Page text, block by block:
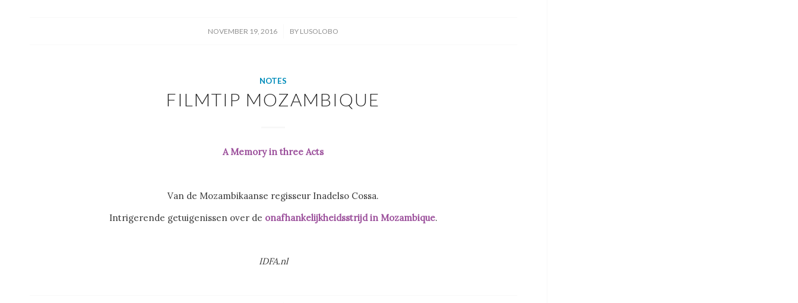
NOVEMBER 19, 2016
/ BY LUSOLOBO
NOTES
FILMTIP MOZAMBIQUE
A Memory in three Acts
Van de Mozambikaanse regisseur Inadelso Cossa.
Intrigerende getuigenissen over de onafhankelijkheidsstrijd in Mozambique.
IDFA.nl